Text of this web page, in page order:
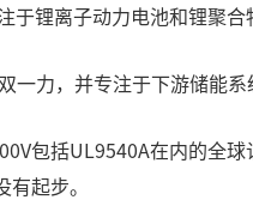
锂离子动力电池和锂聚合
力，并专注于下游储能系
包括UL9540A在内的全
起步。